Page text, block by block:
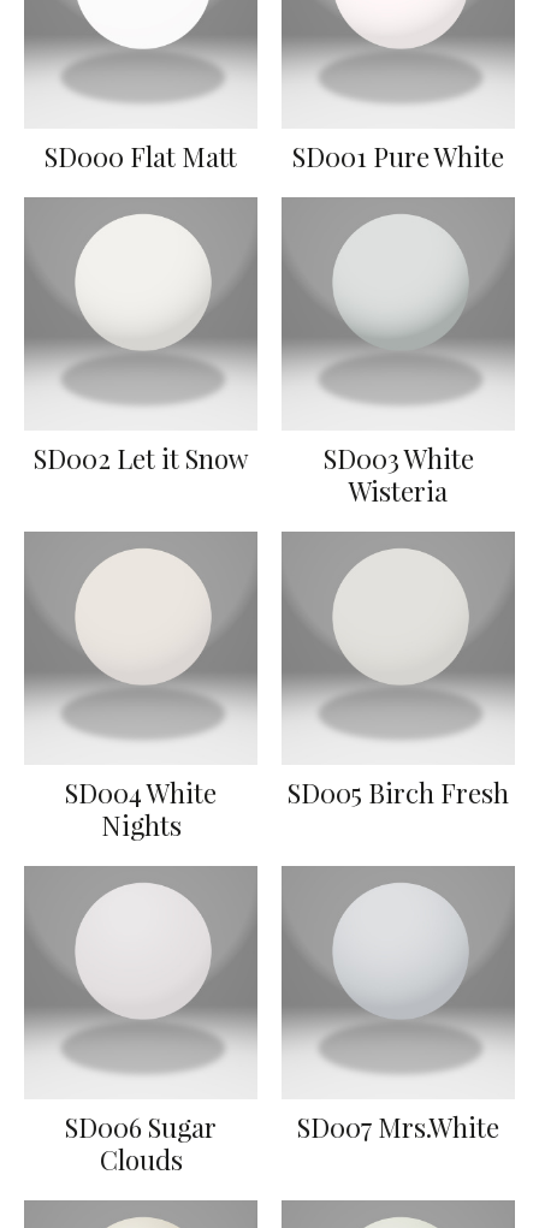
SD000 Flat Matt SD001 Pure White
SD002 Let it Snow
SD003 White
Wisteria
SD004 White
Nights
SD005 Birch Fresh
SD006 Sugar
Clouds
SD007 Mrs.White